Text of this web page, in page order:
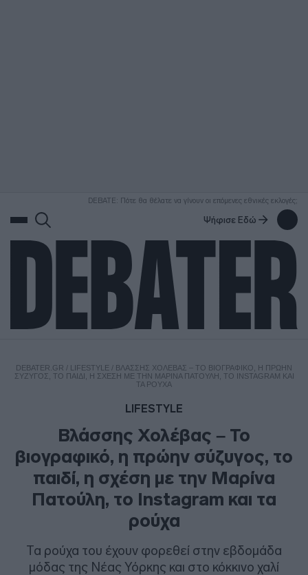
DEBATE: Πότε θα θέλατε να γίνουν οι επόμενες εθνικές εκλογές;
Ψήφισε Εδώ
DEBATER.GR / LIFESTYLE / ΒΛΆΣΣΗΣ ΧΟΛΈΒΑΣ – ΤΟ ΒΙΟΓΡΑΦΙΚΌ, Η ΠΡΏΗΝ
ΣΎΖΥΓΟΣ, ΤΟ ΠΑΙΔΊ, Η ΣΧΈΣΗ ΜΕ ΤΗΝ ΜΑΡΊΝΑ ΠΑΤΟΎΛΗ, ΤΟ INSTAGRAM ΚΑΙ
ΤΑ ΡΟΎΧΑ
LIFESTYLE
Βλάσσης Χολέβας – Το
βιογραφικό, η πρώην σύζυγος, το
παιδί, η σχέση με την Μαρίνα
Πατούλη, το Instagram και τα
ρούχα
Τα ρούχα του έχουν φορεθεί στην εβδομάδα
μόδας της Νέας Υόρκης και στο κόκκινο χαλί